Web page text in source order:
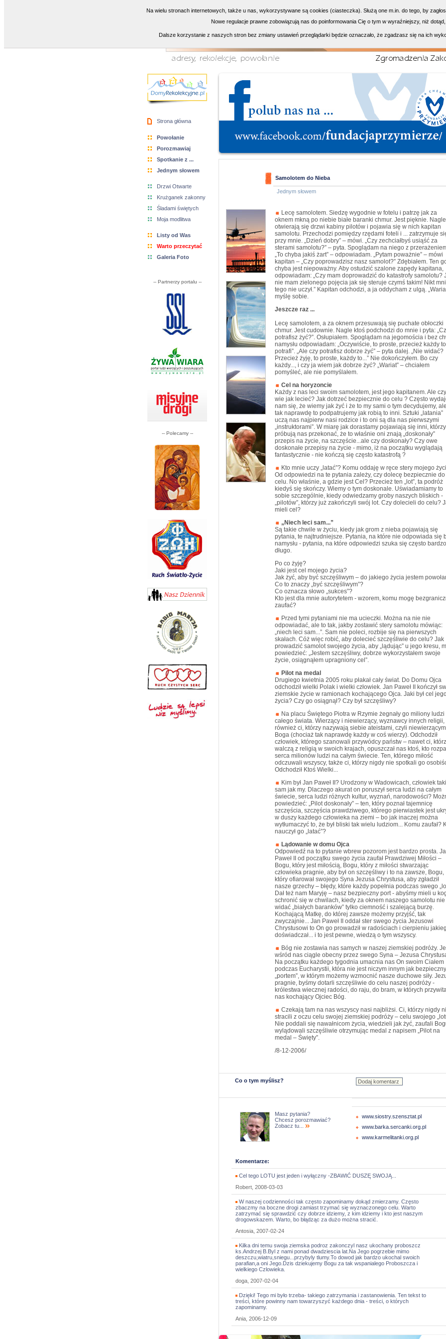
Strona główna
Powołanie
Porozmawiaj
Spotkanie z ...
Jednym słowem
Drzwi Otwarte
Krużganek zakonny
Śladami świętych
Moja modlitwa
Listy od Was
Warto przeczytać
Galeria Foto
-- Partnerzy portalu --
-- Polecamy --
Samolotem do Nieba
Jednym słowem
Lecę samolotem. Siedzę wygodnie w fotelu i patrzę jak za
oknem mkną po niebie białe baranki chmur. Jest pięknie. Nagle
otwierają się drzwi kabiny pilotów i pojawia się w nich kapitan
samolotu. Przechodzi pomiędzy rzędami foteli i ... zatrzymuje
przy mnie. „Dzień dobry” – mówi. „Czy zechciałbyś usiąść za
sterami samolotu?” – pyta. Spoglądam na niego z
„To chyba jakiś żart” – odpowiadam. „Pytam poważnie” – mówi
kapitan – „Czy poprowadzisz nasz samolot?” Zdębiałem. Ten
chyba jest niepoważny. Aby ostudzić szalone zapędy kapitana,
odpowiadam: „Czy mam doprowadzić do katastrofy samolotu?
nie mam zielonego pojęcia jak się steruje czymś takim! Nikt
tego nie uczył.” Kapitan odchodzi, a ja oddycham z ulgą.
myślę sobie.
Jeszcze raz ...
Lecę samolotem, a za oknem przesuwają się puchate obłoczki
chmur. Jest cudownie. Nagle ktoś podchodzi do mnie i pyta:
potrafisz żyć?”. Osłupiałem. Spoglądam na jegomościa i bez
namysłu odpowiadam: „Oczywiście, to proste, przecież każdy to
potrafi”. „Ale czy potrafisz dobrze żyć” – pyta dalej. „Nie widać?
Przecież żyję, to proste, każdy to...” Nie dokończyłem. Bo czy
każdy..., i czy ja wiem jak dobrze żyć? „Wariat” – chciałem
pomyśleć, ale nie pomyślałem.
Cel na horyzoncie
Każdy z nas leci swoim samolotem, jest jego kapitanem. Ale czy
wie jak lecieć? Jak dotrzeć bezpiecznie do celu ? Często
nam się, że wiemy jak żyć i że to my sami o tym decydujemy, ale
tak naprawdę to podpatrujemy jak robią to inni. Sztuki „latania”
uczą nas najpierw nasi rodzice i to oni są dla nas pierwszymi
„instruktorami”. W miarę jak dorastamy pojawiają się inni, którzy
próbują nas przekonać, że to właśnie oni znają „doskonały”
przepis na życie, na szczęście...ale czy doskonały? Czy owe
doskonałe przepisy na życie - mimo, iż na początku wyglądają
fantastycznie - nie kończą się często katastrofą ?
Kto mnie uczy „latać”? Komu oddaję w ręce stery mojego
Od odpowiedzi na te pytania zależy, czy dolecę bezpiecznie do
celu. No właśnie, a gdzie jest Cel? Przecież ten „lot”, ta podróż
kiedyś się skończy. Wiemy o tym doskonale. Uświadamiamy to
sobie szczególnie, kiedy odwiedzamy groby naszych bliskich -
„pilotów”, którzy już zakończyli swój lot. Czy dolecieli do celu?
mieli cel?
„Niech leci sam...”
Są takie chwile w życiu, kiedy jak grom z nieba pojawiają się
pytania, te najtrudniejsze. Pytania, na które nie odpowiada się
namysłu - pytania, na które odpowiedzi szuka się często bardzo
długo.
Po co żyję?
Jaki jest cel mojego życia?
Jak żyć, aby być szczęśliwym – do jakiego życia jestem
Co to znaczy „być szczęśliwym”?
Co oznacza słowo „sukces”?
Kto jest dla mnie autorytetem - wzorem, komu mogę
zaufać?
Przed tymi pytaniami nie ma ucieczki. Można na nie nie
odpowiadać, ale to tak, jakby zostawić stery samolotu mówiąc:
„niech leci sam...”. Sam nie poleci, rozbije się na pierwszych
skałach. Cóż więc robić, aby dolecieć szczęśliwie do celu? Jak
prowadzić samolot swojego życia, aby „lądując” u jego kresu,
powiedzieć: „Jestem szczęśliwy, dobrze wykorzystałem swoje
życie, osiągnąłem upragniony cel”.
Pilot na medal
Drugiego kwietnia 2005 roku płakał cały świat. Do Domu Ojca
odchodził wielki Polak i wielki człowiek. Jan Paweł II kończył
ziemskie życie w ramionach kochającego Ojca. Jaki był cel
życia? Czy go osiągnął? Czy był szczęśliwy?
Na placu Świętego Piotra w Rzymie żegnały go miliony ludzi
całego świata. Wierzący i niewierzący, wyznawcy innych religii,
również ci, którzy nazywają siebie ateistami, czyli
Boga (chociaż tak naprawdę każdy w coś wierzy). Odchodził
człowiek, którego szanowali przywódcy państw – nawet ci,
walczą z religią w swoich krajach, opuszczał nas ktoś, kto
serca milionów ludzi na całym świecie. Ten, którego miłość
odczuwali wszyscy, także ci, którzy nigdy nie spotkali go
Odchodził Ktoś Wielki...
Kim był Jan Paweł II? Urodzony w Wadowicach, człowiek taki
sam jak my. Dlaczego akurat on poruszył serca ludzi na całym
świecie, serca ludzi różnych kultur, wyznań, narodowości?
powiedzieć: „Pilot doskonały” – ten, który poznał tajemnicę
szczęścia, szczęścia prawdziwego, którego pierwiastek jest
w duszy każdego człowieka na ziemi – bo jak inaczej można
wytłumaczyć to, że był bliski tak wielu ludziom... Komu zaufał?
nauczył go „latać”?
Lądowanie w domu Ojca
Odpowiedź na to pytanie wbrew pozorom jest bardzo prosta.
Paweł II od początku swego życia zaufał Prawdziwej Miłości –
Bogu, który jest miłością, Bogu, który z miłości stwarzając
człowieka pragnie, aby był on szczęśliwy i to na zawsze, Bogu,
który ofiarował swojego Syna Jezusa Chrystusa, aby zgładził
nasze grzechy – błędy, które każdy popełnia podczas swego
Dał też nam Maryję – nasz bezpieczny port - abyśmy mieli u
schronić się w chwilach, kiedy za oknem naszego samolotu nie
widać „białych baranków” tylko ciemność i szalejącą burzę.
Kochającą Matkę, do której zawsze możemy przyjść, tak
zwyczajnie... Jan Paweł II oddał ster swego życia Jezusowi
Chrystusowi to On go prowadził w radościach i cierpieniu
doświadczał... i to jest pewne, wiedzą o tym wszyscy.
Bóg nie zostawia nas samych w naszej ziemskiej podróży.
wśród nas ciągle obecny przez swego Syna – Jezusa
Na początku każdego tygodnia umacnia nas On swoim Ciałem
podczas Eucharystii, która nie jest niczym innym jak
„portem”, w którym możemy wzmocnić nasze duchowe siły.
pragnie, byśmy dotarli szczęśliwie do celu naszej podróży -
królestwa wiecznej radości, do raju, do bram, w których
nas kochający Ojciec Bóg.
Czekają tam na nas wszyscy nasi najbliżsi. Ci, którzy nigdy
stracili z oczu celu swojej ziemskiej podróży – celu swojego
Nie poddali się nawałnicom życia, wiedzieli jak żyć, zaufali
wylądowali szczęśliwie otrzymując medal z napisem „Pilot na
medal – Święty”.
/8-12-2006/
Co o tym myślisz?
Masz pytania?
Chcesz porozmawiać?
Zobacz tu...
www.siostry.szensztat.pl
www.barka.sercanki.org.pl
www.karmelitanki.org.pl
Komentarze:
Cel tego LOTU jest jeden i wyłączny -ZBAWIĆ DUSZĘ SWOJĄ...
Robert, 2008-03-03
W naszej codzienności tak często zapominamy dokąd zmierzamy. Często
zbaczmy na boczne drogi zamiast trzymać się wyznaczonego celu. Warto
zatrzymać się sprawdzić czy dobrze idziemy, z kim idziemy i kto jest naszym
drogowskazem. Warto, bo błądząc za dużo można stracić.
Antosia, 2007-02-24
Kilka dni temu swoja ziemska podroz zakonczyl nasz ukochany proboszcz
ks.Andrzej B.Byl z nami ponad dwadziescia lat.Na Jego pogrzebie mimo
deszczu,wiatru,sniegu...przybyly tlumy.To dowod jak bardzo ukochal swoich
parafian,a oni Jego.Dzis dziekujemy Bogu za tak wspanialego Proboszcza i
wielkiego Czlowieka.
doga, 2007-02-04
Dzięki! Tego mi było trzeba- takiego zatrzymania i zastanowienia. Ten tekst to
treści, które powinny nam towarzyszyć każdego dnia - treści, o których
zapominamy.
Ania, 2006-12-09
Na wielu stronach internetowych, także u nas, wykorzystywane są cookies (ciasteczka). Służą one m.in. do tego, by
Nowe regulacje prawne zobowiązują nas do poinformowania Cię o tym w wyraźniejszy, niż dotąd,
Dalsze korzystanie z naszych stron bez zmiany ustawień przeglądarki będzie oznaczało, że zgadzasz się na ich